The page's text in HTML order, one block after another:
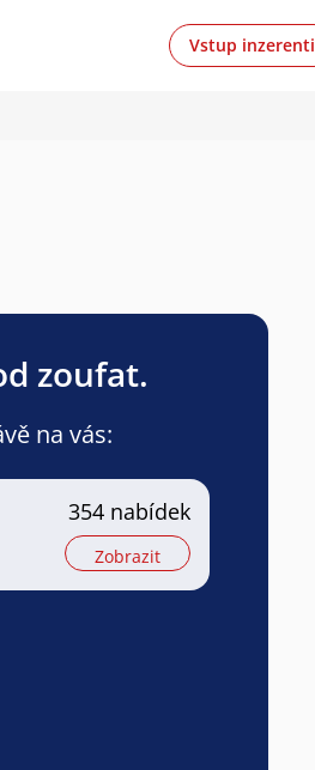
Vstup inzerenti
zoufat.
na vás:
354 nabídek
Zobrazit